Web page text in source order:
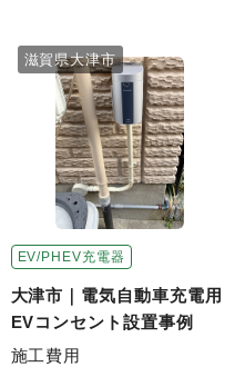
EV/PHEV充電器
滋賀県大津市
大津市｜電気自動車充電用
EVコンセント設置事例
施工費用